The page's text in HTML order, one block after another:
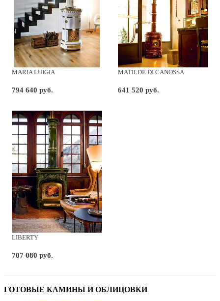
MARIA LUIGIA
794 640 руб.
MATILDE DI CANOSSA
641 520 руб.
LIBERTY
707 080 руб.
ГОТОВЫЕ КАМИНЫ И ОБЛИЦОВКИ